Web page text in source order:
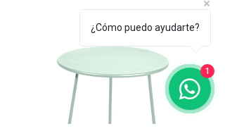
¿Cómo puedo ayudarte?
1